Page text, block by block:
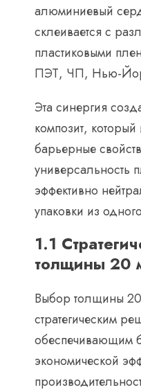
алюминиевый
склеивается с
пластиковыми
ПЭТ, ЧП, Нью-
Эта синергия
композит,
барьерные
универсальность
эффективно
упаковки из
1.1
толщины 20
Выбор толщины
стратегическим
обеспечивающим
экономической